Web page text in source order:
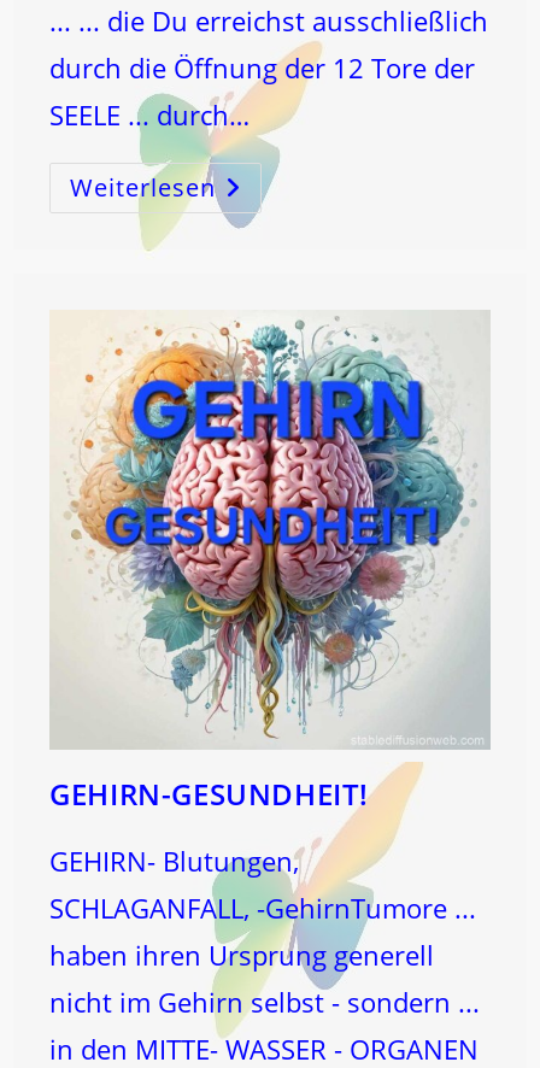
... ... die Du erreichst ausschließlich
durch die Öffnung der 12 Tore der
SEELE ... durch…
Weiterlesen BESCHRÄNKTES
Denken
Stößt
IMMER
GEHIRN-GESUNDHEIT!
GEHIRN- Blutungen,
SCHLAGANFALL, -GehirnTumore ...
haben ihren Ursprung generell
nicht im Gehirn selbst - sondern ...
in den MITTE- WASSER - ORGANEN